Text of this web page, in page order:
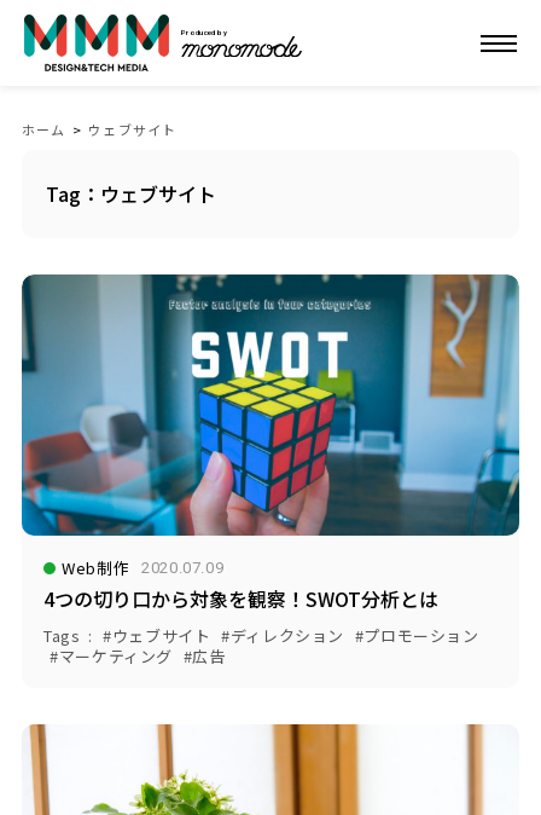
Produced by
ホーム > ウェブサイト
Tag：ウェブサイト
Web制作 2020.07.09
4つの切り口から対象を観察！SWOT分析とは
Tags ウェブサイト ディレクション
プロモーション
マーケティング
広告